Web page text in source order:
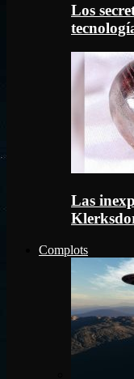
Los
Las
Complots